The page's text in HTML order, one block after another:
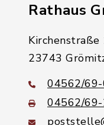
Rathaus
Kirchenstraße
23743
04562/
04562/